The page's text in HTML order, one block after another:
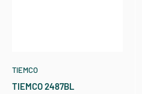
TIEMCO
TIEMCO 2487BL